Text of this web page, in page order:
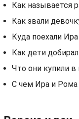
Как называется
Как звали
Куда поехали
Как дети
Что они купили в
С чем Ира и